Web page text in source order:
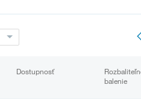
Dostupnosť
balenie